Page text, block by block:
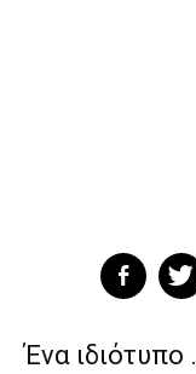
Ένα